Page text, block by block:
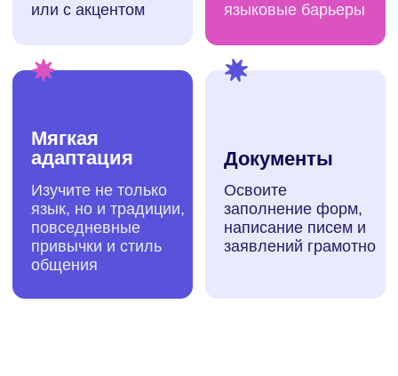
Понимаем, что у
каждого своя
динамика прогресса и
обучения
Нужно немного меньше времени для урока?
Делаем занятия по 45 минут
и персональный курс, который состоит из 5
уроков. Хотите углубиться и проработать
все до мелочей? Организуем 90-минутные